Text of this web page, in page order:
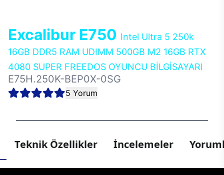
Excalibur E750 Intel Ultra 5 250k
16GB DDR5 RAM UDIMM 500GB M2 16GB RTX
4080 SUPER FREEDOS OYUNCU BİLGİSAYARI
E75H.250K-BEP0X-0SG
5 Yorum
Teknik Özellikler İncelemeler